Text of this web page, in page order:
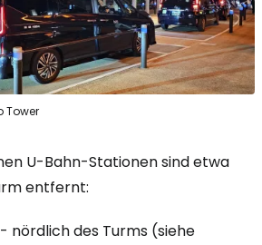
Tower
U-Bahn-Stationen sind etwa
entfernt:
- nördlich des Turms (siehe